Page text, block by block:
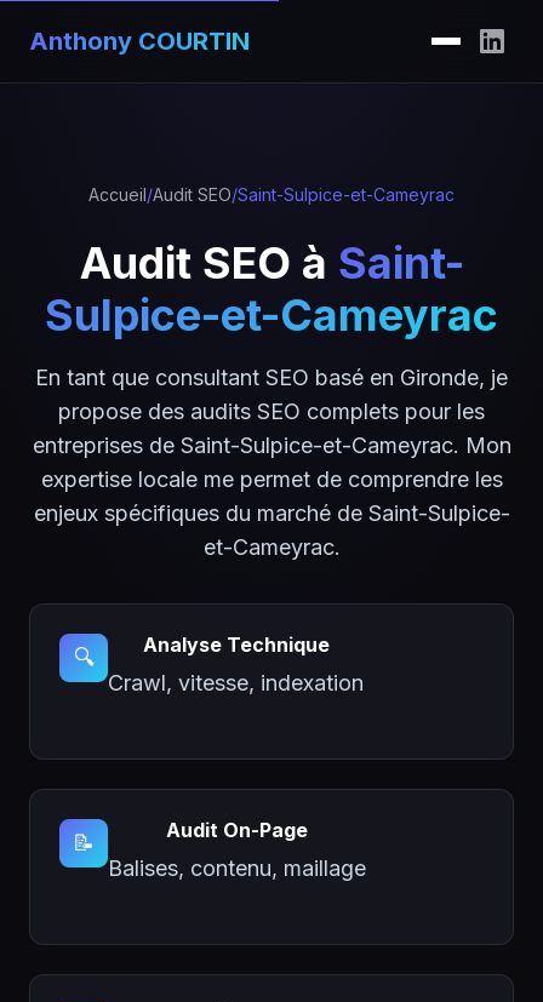
Anthony COURTIN
Accueil/Audit SEO/Saint-Sulpice-et-Cameyrac
Audit SEO à Saint-
Sulpice-et-Cameyrac
En tant que consultant SEO basé en Gironde, je
propose des audits SEO complets pour les
entreprises de Saint-Sulpice-et-Cameyrac. Mon
expertise locale me permet de comprendre les
enjeux spécifiques du marché de Saint-Sulpice-
et-Cameyrac.
🔍 Analyse Technique
Crawl, vitesse, indexation
📝 Audit On-Page
Balises, contenu, maillage